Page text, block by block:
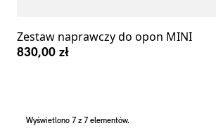
Zestaw naprawczy do opon MINI
830,00 zł
Wyświetlono 7 z 7 elementów.